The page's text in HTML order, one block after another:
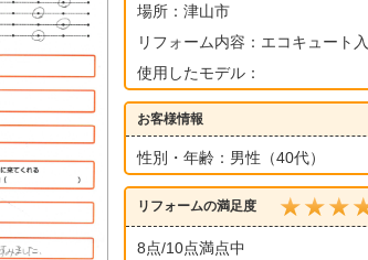
場所：津山市
リフォーム内容：エコキュート
使用したモデル：
お客様情報
性別・年齢：男性（40代）
リフォームの満足度
8点/10点満点中